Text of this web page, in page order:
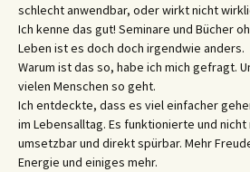
schlecht anwendbar, oder wirkt nicht
Ich kenne das gut! Seminare und Bücher
Leben ist es doch doch irgendwie anders.
Warum ist das so, habe ich mich gefragt.
vielen Menschen so geht.
Ich entdeckte, dass es viel einfacher
im Lebensalltag. Es funktionierte und nicht
umsetzbar und direkt spürbar. Mehr
Energie und einiges mehr.